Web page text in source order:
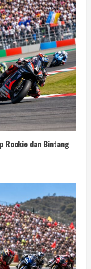
Rookie dan Bintang